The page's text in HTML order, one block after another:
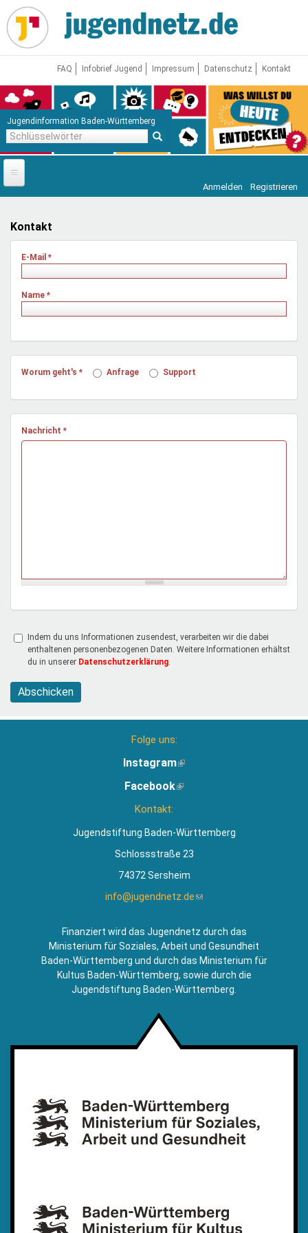
Direkt
zum
Inhalt
FAQ Infobrief Jugend Impressum Datenschutz Kontakt
Jugendinformation Baden-Württemberg
Startseite
News
Jugendnetz
Freizeit & Reisen
Mentoren & Projekte
Demokratie & Beteiligung
Vor Ort
Anmelden Registrieren
Kontakt
E-Mail *
Name *
Worum geht's * Anfrage Support
Nachricht *
Indem du uns Informationen zusendest, verarbeiten wir die dabei
enthaltenen personenbezogenen Daten. Weitere Informationen erhältst
du in unserer Datenschutzerklärung
Abschicken
Folge uns:
Instagram(Link
extern)
Facebook(Link
Kontakt:
Jugendstiftung Baden-Württemberg
Schlossstraße 23
74372 Sersheim
info@jugendnetz.de(Link
Mail)
Finanziert wird das Jugendnetz durch das
Ministerium für Soziales, Arbeit und Gesundheit
Baden-Württemberg und durch das Ministerium für
Kultus Baden-Württemberg, sowie durch die
Jugendstiftung Baden-Württemberg.